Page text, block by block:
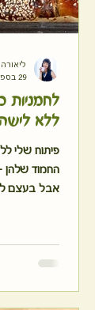
לחמניות
ללא
החמוד שלהן
אבל בעצם
29 בספט׳ 2024